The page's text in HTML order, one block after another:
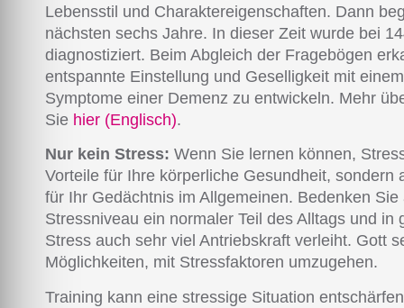
Lebensstil und Charaktereigenschaften. Dann
nächsten sechs Jahre. In dieser Zeit wurde bei
diagnostiziert. Beim Abgleich der Fragebögen
entspannte Einstellung und Geselligkeit mit
Symptome einer Demenz zu entwickeln. Mehr
Sie hier (Englisch).
Nur kein Stress: Wenn Sie lernen können,
Vorteile für Ihre körperliche Gesundheit,
für Ihr Gedächtnis im Allgemeinen. Bedenken
Stressniveau ein normaler Teil des Alltags und
Stress auch sehr viel Antriebskraft verleiht. Gott
Möglichkeiten, mit Stressfaktoren umzugehen.
Training kann eine stressige Situation